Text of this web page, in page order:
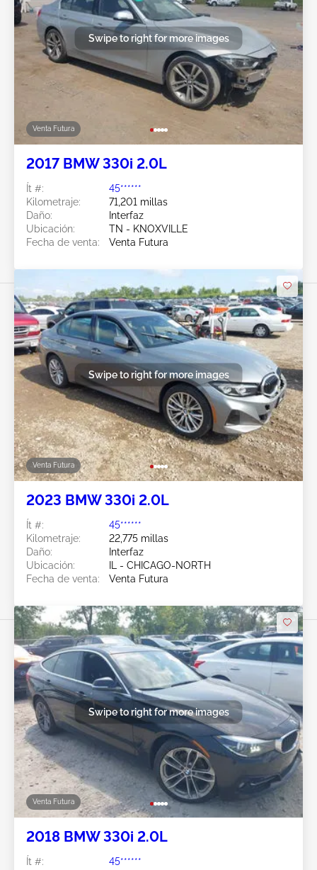
Venta Futura
Swipe to right for more images
2017 BMW 330i 2.0L
Ít #:
45******
Kilometraje:
71,201 millas
Daño:
Interfaz
Ubicación:
TN - KNOXVILLE
Fecha de venta:
Venta Futura
Venta Futura
Swipe to right for more images
2023 BMW 330i 2.0L
Ít #:
45******
Kilometraje:
22,775 millas
Daño:
Interfaz
Ubicación:
IL - CHICAGO-NORTH
Fecha de venta:
Venta Futura
Venta Futura
Swipe to right for more images
2018 BMW 330i 2.0L
Ít #:
45******